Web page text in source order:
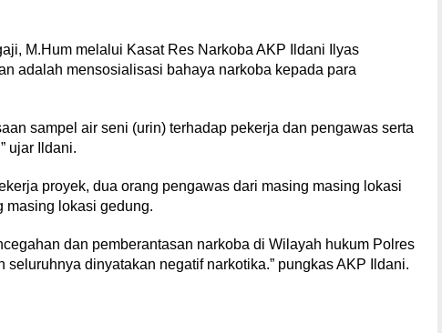
M.Hum melalui Kasat Res Narkoba AKP Ildani Ilyas
adalah mensosialisasi bahaya narkoba kepada para
sampel air seni (urin) terhadap pekerja dan pengawas serta
ujar Ildani.
proyek, dua orang pengawas dari masing masing lokasi
masing lokasi gedung.
dan pemberantasan narkoba di Wilayah hukum Polres
dinyatakan negatif narkotika.” pungkas AKP Ildani.